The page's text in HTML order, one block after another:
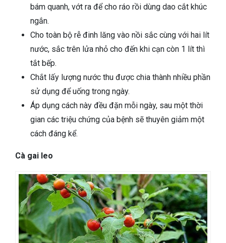
bám quanh, vớt ra để cho ráo rồi dùng dao cắt khúc
ngắn.
Cho toàn bộ rễ đinh lăng vào nồi sắc cùng với hai lít
nước, sắc trên lửa nhỏ cho đến khi cạn còn 1 lít thì
tắt bếp.
Chắt lấy lượng nước thu được chia thành nhiều phần
sử dụng để uống trong ngày.
Áp dụng cách này đều đặn mỗi ngày, sau một thời
gian các triệu chứng của bệnh sẽ thuyên giảm một
cách đáng kể.
Cà gai leo